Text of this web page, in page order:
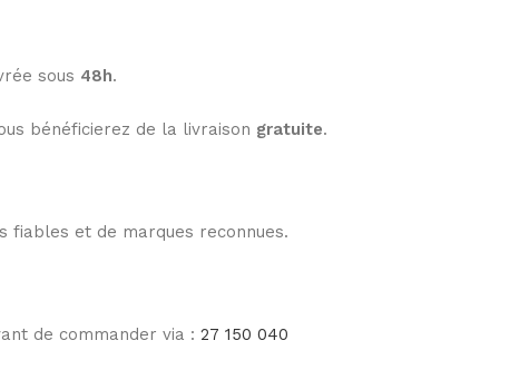
sous 48h.
bénéficierez de la livraison gratuite.
fiables et de marques reconnues.
de commander via : 27 150 040